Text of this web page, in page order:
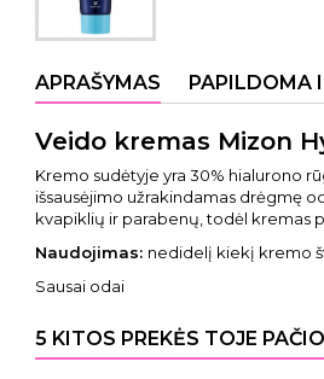
APRAŠYMAS PAPILDOMA
Veido kremas Mizon
Kremo sudėtyje yra 30% hialurono
išsausėjimo užrakindamas drėgmę
kvapiklių ir parabenų, todėl kremas
Naudojimas: nedidelį kiekį kremo
Sausai odai
5 KITOS PREKĖS TOJE